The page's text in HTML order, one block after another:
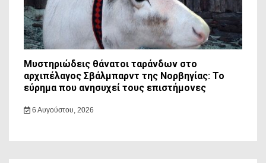
Μυστηριώδεις θάνατοι ταράνδων στο
αρχιπέλαγος Σβάλμπαρντ της Νορβηγίας: Το
εύρημα που ανησυχεί τους επιστήμονες
6 Αυγούστου, 2026